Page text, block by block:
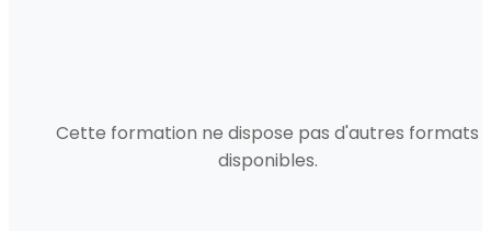
Cette formation ne dispose pas d'autres formats
disponibles.